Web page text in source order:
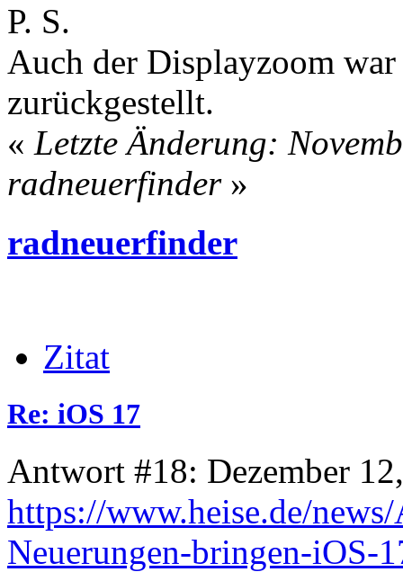
P. S.
Auch der Displayzoom
zurückgestellt.
« Letzte Änderung:
radneuerfinder»
radneuerfinder
Zitat
Re: iOS 17
Antwort #18: Dezember
https://www.heise.de/
Neuerungen-bringen-iOS-